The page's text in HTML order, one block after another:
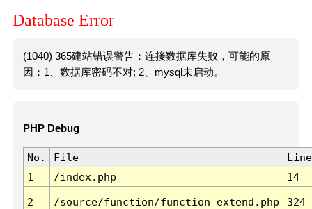
Database Error
(1040) 365建站错误警告：连接数据库失败，可能的原
因：1、数据库密码不对; 2、mysql未启动。
PHP Debug
No. File
Line
1
/index.php 14
2 /source/function/function_extend.php 324